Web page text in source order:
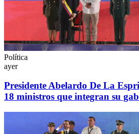
Política
ayer
Presidente Abelardo De La
18 ministros que integran su